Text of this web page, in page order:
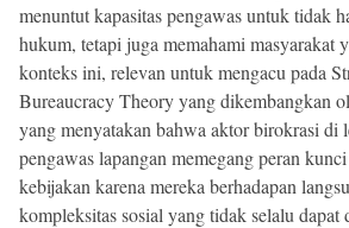
menuntut kapasitas pengawas untuk tidak
hukum, tetapi juga memahami masyarakat
konteks ini, relevan untuk mengacu pada
Bureaucracy Theory yang dikembangkan
yang menyatakan bahwa aktor birokrasi di
pengawas lapangan memegang peran
kebijakan karena mereka berhadapan
kompleksitas sosial yang tidak selalu dapat